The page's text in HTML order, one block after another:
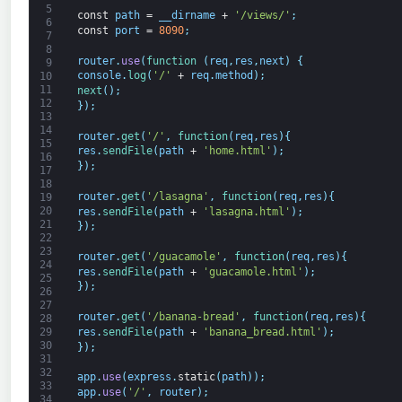
5
6
7
8
9
10
11
12
13
14
15
16
17
18
19
20
21
22
23
24
25
26
27
28
29
30
31
32
33
34
const path = __dirname + '/views/' ;
const
port = 8090;
router. use( function ( req, res , next )
{
console. log ( '/' + req.method ) ;
next ( ) ;
} ) ;
router.get ( '/' , function( req, res ) {
res . sendFile( path + 'home.html' ) ;
} ) ;
router.get ( '/lasagna' , function( req, res ) {
res . sendFile( path + 'lasagna.html' ) ;
} ) ;
router.get ( '/guacamole' , function( req, res ) {
res . sendFile( path + 'guacamole.html' ) ;
} ) ;
router.get ( '/banana-bread' , function( req, res ) {
res . sendFile( path + 'banana_bread.html' ) ;
} ) ;
app. use(express . static( path) ) ;
app. use( '/' , router) ;